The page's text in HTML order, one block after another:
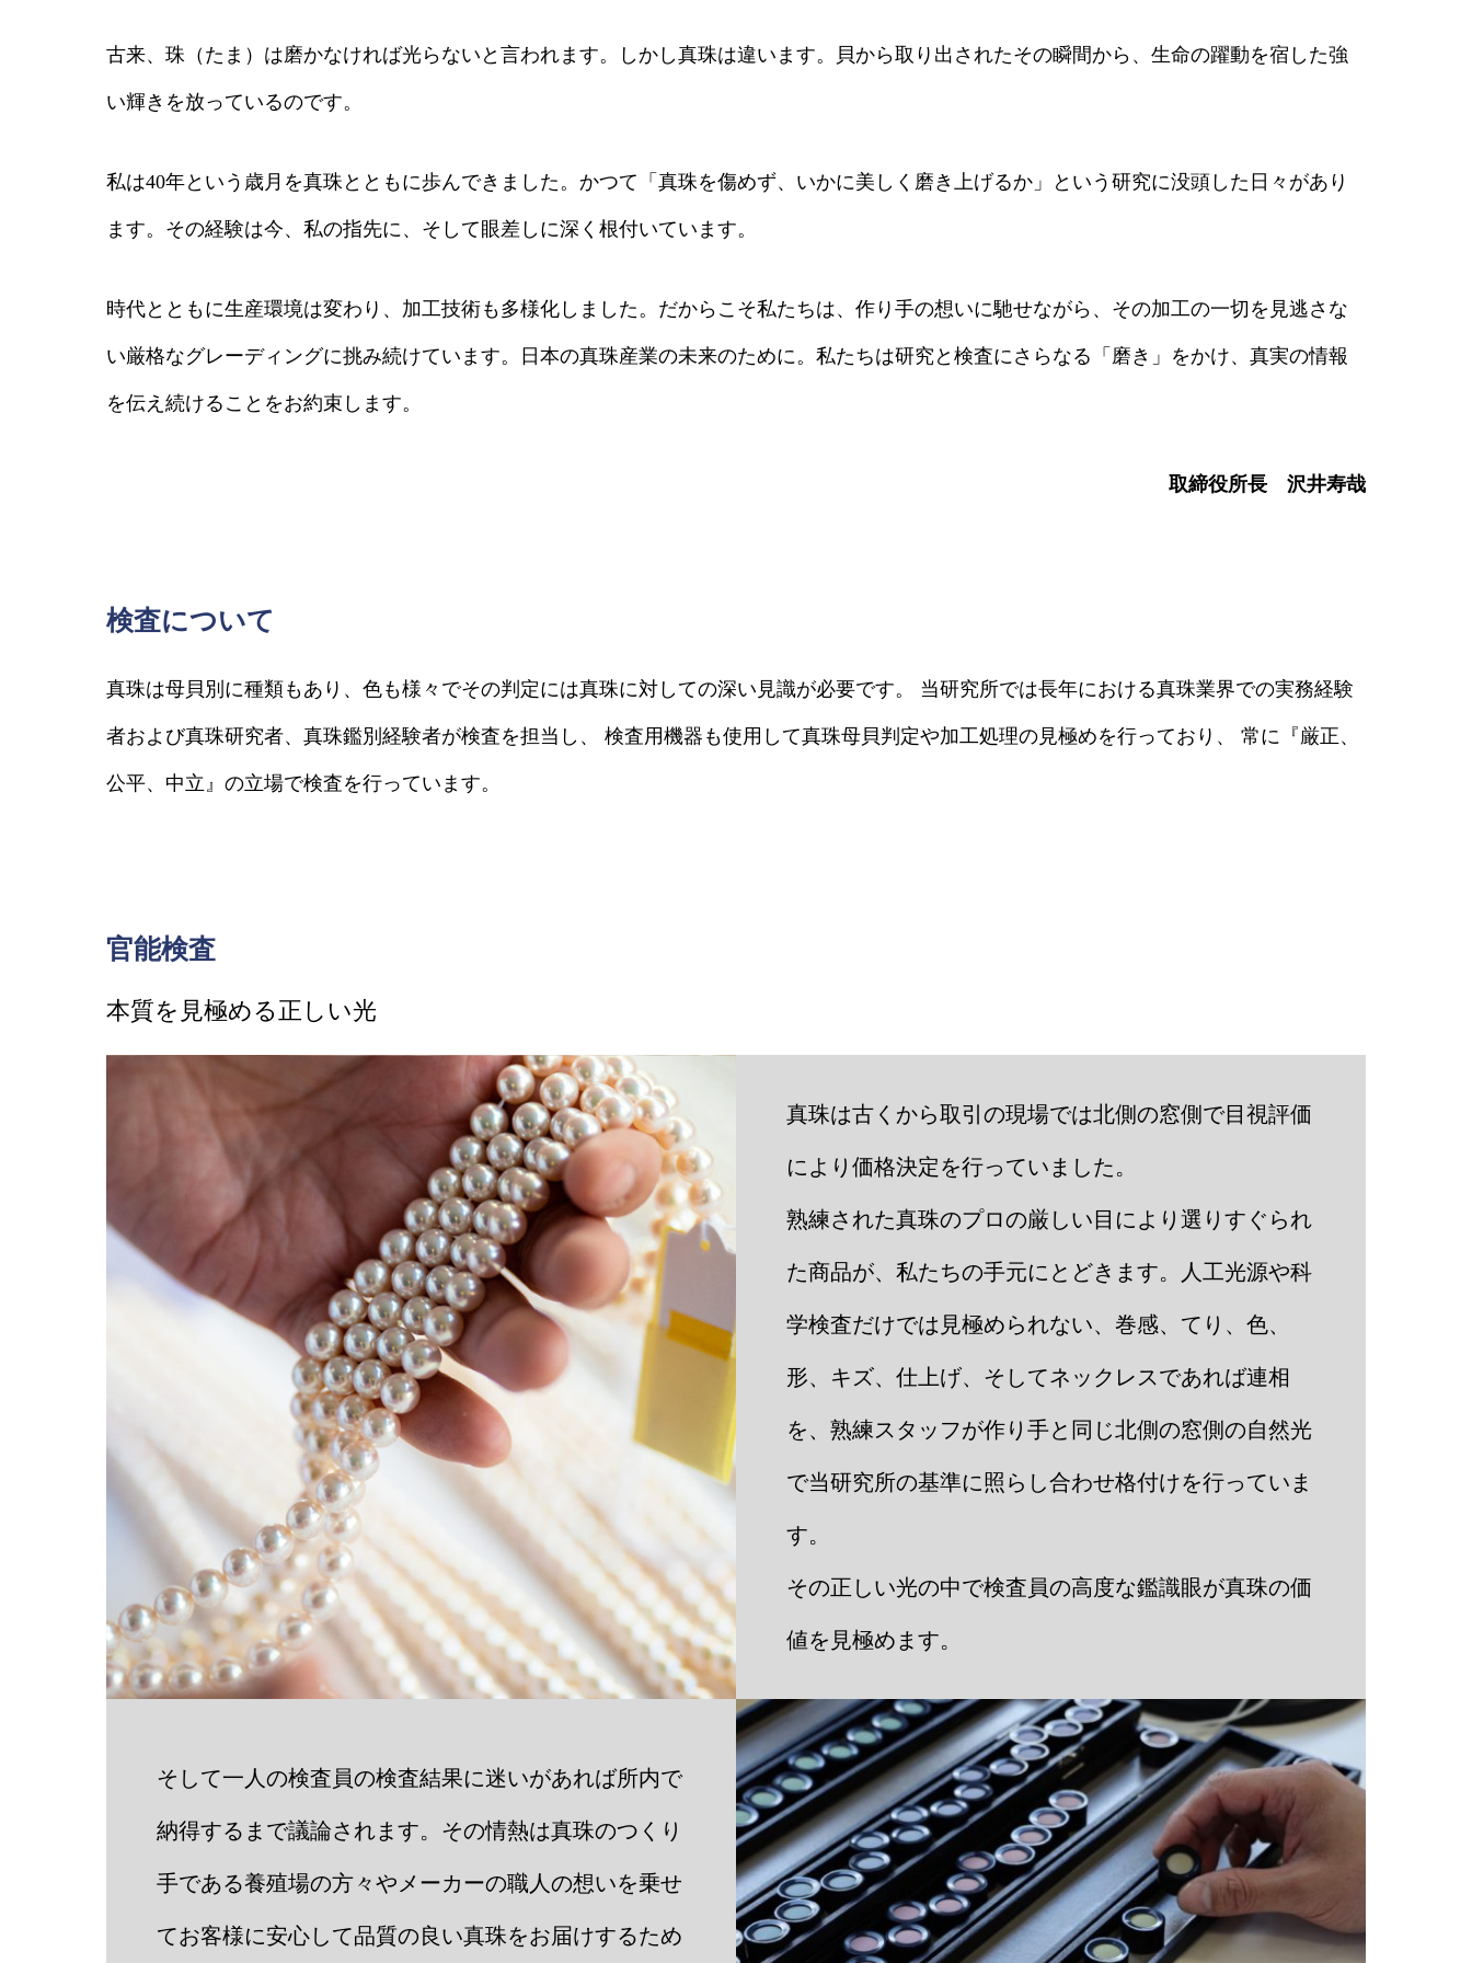
古来、珠（たま）は磨かなければ光らないと言われます。しかし真珠は違います。貝から取り出されたその瞬間から、生命の躍動を宿した強
い輝きを放っているのです。
私は40年という歳月を真珠とともに歩んできました。かつて「真珠を傷めず、いかに美しく磨き上げるか」という研究に没頭した日々があり
ます。その経験は今、私の指先に、そして眼差しに深く根付いています。
時代とともに生産環境は変わり、加工技術も多様化しました。だからこそ私たちは、作り手の想いに馳せながら、その加工の一切を見逃さな
い厳格なグレーディングに挑み続けています。日本の真珠産業の未来のために。私たちは研究と検査にさらなる「磨き」をかけ、真実の情報
を伝え続けることをお約束します。
取締役所長 沢井寿哉
検査について
真珠は母貝別に種類もあり、色も様々でその判定には真珠に対しての深い見識が必要です。 当研究所では長年における真珠業界での実務経験
者および真珠研究者、真珠鑑別経験者が検査を担当し、 検査用機器も使用して真珠母貝判定や加工処理の見極めを行っており、 常に『厳正、
公平、中立』の立場で検査を行っています。
官能検査
本質を見極める正しい光
真珠は古くから取引の現場では北側の窓側で目視評価
により価格決定を行っていました。
熟練された真珠のプロの厳しい目により選りすぐられ
た商品が、私たちの手元にとどきます。人工光源や科
学検査だけでは見極められない、巻感、てり、色、
形、キズ、仕上げ、そしてネックレスであれば連相
を、熟練スタッフが作り手と同じ北側の窓側の自然光
で当研究所の基準に照らし合わせ格付けを行っていま
す。
その正しい光の中で検査員の高度な鑑識眼が真珠の価
値を見極めます。
そして一人の検査員の検査結果に迷いがあれば所内で
納得するまで議論されます。その情熱は真珠のつくり
手である養殖場の方々やメーカーの職人の想いを乗せ
てお客様に安心して品質の良い真珠をお届けするため